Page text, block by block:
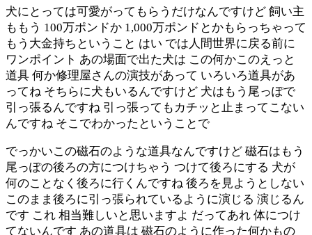
犬にとっては可愛がってもらうだけなんですけど 飼い主
ももう 100万ポンドか 1,000万ポンドとかもらっちゃって
もう大金持ちということ はい では人間世界に戻る前に
ワンポイント あの場面で出た犬は この何かこのえっと
道具 何か修理屋さんの演技があって いろいろ道具があ
ってね そちらに犬もいるんですけど 犬はもう尾っぽで
引っ張るんですね 引っ張ってもカチッと止まってこない
んですね そこでわかったということで
でっかいこの磁石のような道具なんですけど 磁石はもう
尾っぽの後ろの方につけちゃう つけて後ろにする 犬が
何のことなく後ろに行くんですね 後ろを見ようとしない
このまま後ろに引っ張られているように演じる 演じるん
です これ 相当難しいと思いますよ だってあれ 体につけ
てないんです あの道具は 磁石のように作った何かもの